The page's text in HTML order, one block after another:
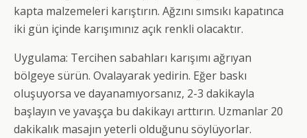
kapta malzemeleri karıştırın. Ağzını sımsıkı kapatınca
iki gün içinde karışımınız açık renkli olacaktır.
Uygulama: Tercihen sabahları karışımı ağrıyan
bölgeye sürün. Ovalayarak yedirin. Eğer baskı
oluşuyorsa ve dayanamıyorsanız, 2-3 dakikayla
başlayın ve yavaşça bu dakikayı arttırın. Uzmanlar 20
dakikalık masajın yeterli olduğunu söylüyorlar.